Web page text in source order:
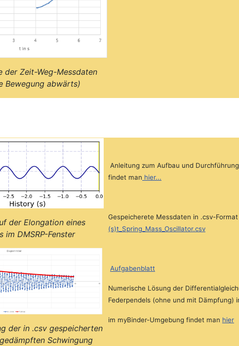
der Zeit-Weg-Messdaten
Bewegung abwärts)
der Elongation eines
im DMSRP-Fenster
der in .csv gespeicherten
Schwingung
Anleitung zum Aufbau und
findet man hier...
Gespeicherete Messdaten in .csv-
(s)t_Spring_Mass_Oscillator.csv
Aufgabenblatt
Numerische Lösung der
Federpendels (ohne und mit Dämpfung)
im myBinder-Umgebung findet man hier